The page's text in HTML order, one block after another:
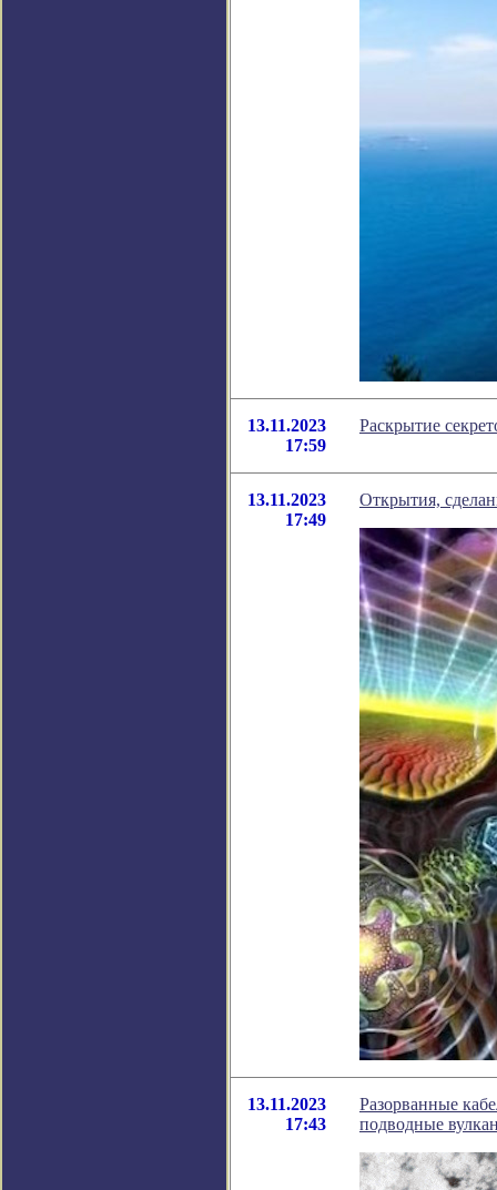
13.11.2023
17:59
Раскрытие
13.11.2023
17:49
Открытия,
13.11.2023
17:43
Разорванные
подводные